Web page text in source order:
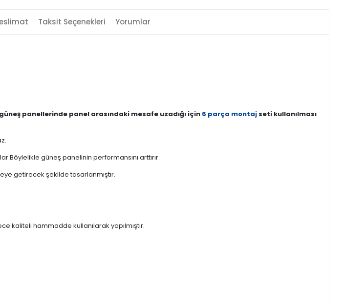
Taksit Seçenekleri Yorumlar
panellerinde panel arasındaki mesafe uzadığı için 6 parça montaj seti kullanılması
güneş panelinin performansını arttırır.
getirecek şekilde tasarlanmıştır.
kaliteli hammadde kullanılarak yapılmıştır.